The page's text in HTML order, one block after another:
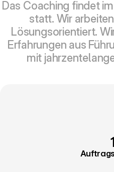
Das Coaching findet
statt. Wir
Lösungsorientiert.
Erfahrungen aus
mit
1